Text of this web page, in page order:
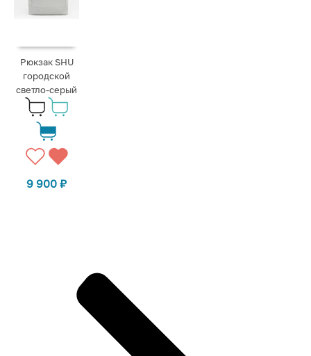
Рюкзак SHU
городской
светло-серый
9 900₽